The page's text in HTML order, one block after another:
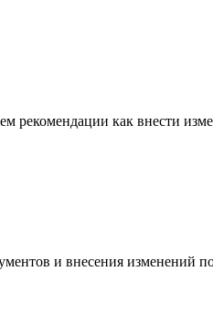
рекомендации как внести
и внесения изменений